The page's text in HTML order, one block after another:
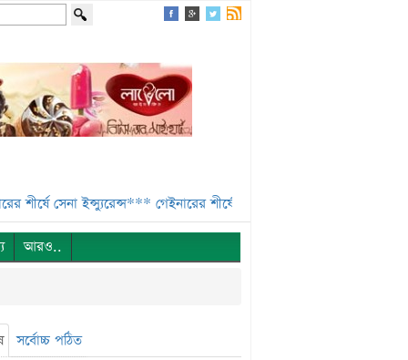
সেনা ইন্স্যুরেন্স*** গেইনারের শীর্ষে নিটল ইন্স্যুরেন্স***
আরও..
সর্বোচ্চ পঠিত